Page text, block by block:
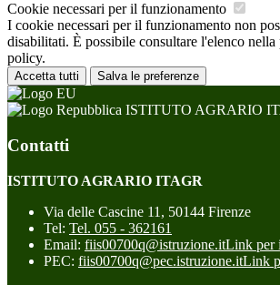
Cookie necessari per il funzionamento
I cookie necessari per il funzionamento non
disabilitati. È possibile consultare l'elenco
policy.
Accetta tutti Salva le preferenze
ISTITUTO AGRARIO
Contatti
ISTITUTO AGRARIO ITAGR
Via delle Cascine 11, 50144 Firenze
Tel: Tel. 055 - 362161
Email: fiis00700q@istruzione.itLink per
PEC: fiis00700q@pec.istruzione.itLink